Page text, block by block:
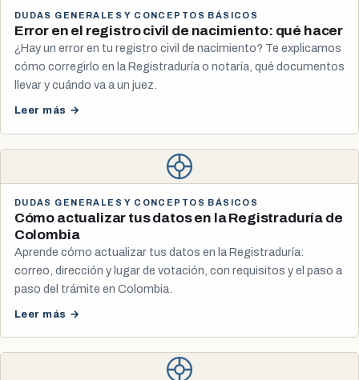
DUDAS GENERALES Y CONCEPTOS BÁSICOS
Error en el registro civil de nacimiento: qué hacer
¿Hay un error en tu registro civil de nacimiento? Te explicamos
cómo corregirlo en la Registraduría o notaría, qué documentos
llevar y cuándo va a un juez.
Leer más →
DUDAS GENERALES Y CONCEPTOS BÁSICOS
Cómo actualizar tus datos en la Registraduría de
Colombia
Aprende cómo actualizar tus datos en la Registraduría:
correo, dirección y lugar de votación, con requisitos y el paso a
paso del trámite en Colombia.
Leer más →